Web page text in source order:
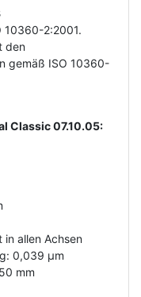
10360-2:2001.
den
gemäß ISO 10360-
Classic 07.10.05:
allen Achsen
0,039 µm
mm